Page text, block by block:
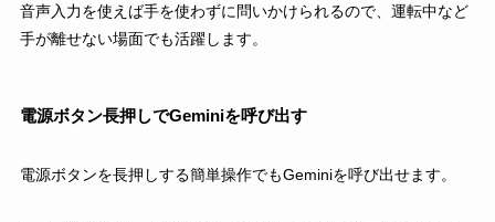
音声入力を使えば手を使わずに問いかけられるので、運転中など
手が離せない場面でも活躍します。
電源ボタン長押しでGeminiを呼び出す
電源ボタンを長押しする簡単操作でもGeminiを呼び出せます。